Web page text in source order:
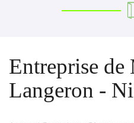
Entreprise de
Langeron -